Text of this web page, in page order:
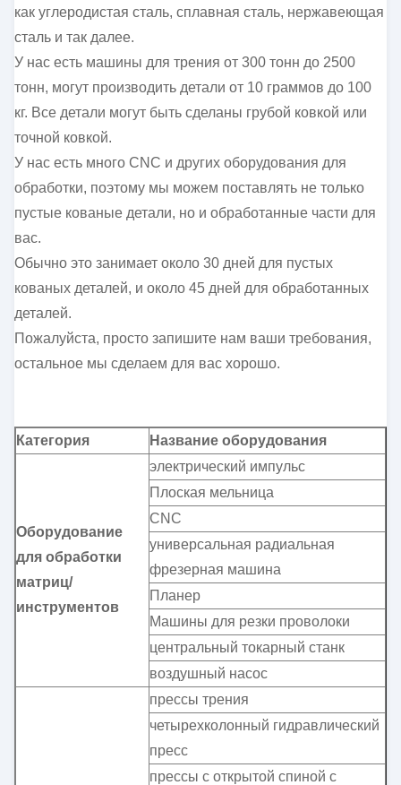
как углеродистая сталь, сплавная сталь, нержавеющая
сталь и так далее.
У нас есть машины для трения от 300 тонн до 2500
тонн, могут производить детали от 10 граммов до 100
кг. Все детали могут быть сделаны грубой ковкой или
точной ковкой.
У нас есть много CNC и других оборудования для
обработки, поэтому мы можем поставлять не только
пустые кованые детали, но и обработанные части для
вас.
Обычно это занимает около 30 дней для пустых
кованых деталей, и около 45 дней для обработанных
деталей.
Пожалуйста, просто запишите нам ваши требования,
остальное мы сделаем для вас хорошо.
Категория Название оборудования
Оборудование
для обработки
матриц/
инструментов
электрический импульс
Плоская мельница
CNC
универсальная радиальная
фрезерная машина
Планер
Машины для резки проволоки
центральный токарный станк
воздушный насос
прессы трения
четырехколонный гидравлический
пресс
прессы с открытой спиной с